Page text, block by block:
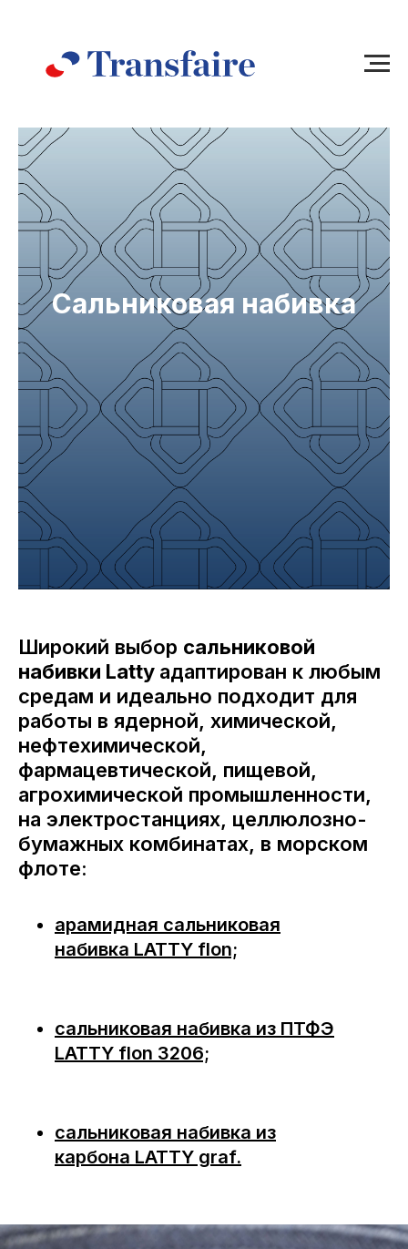
Сальниковая набивка
Широкий выбор сальниковой
набивки Latty адаптирован к любым
средам и идеально подходит для
работы в ядерной, химической,
нефтехимической,
фармацевтической, пищевой,
агрохимической промышленности,
на электростанциях, целлюлозно-
бумажных комбинатах, в морском
флоте:
арамидная сальниковая
набивка LATTY flon;
сальниковая набивка из ПТФЭ
LATTY flon 3206;
сальниковая набивка из
карбона LATTY graf.